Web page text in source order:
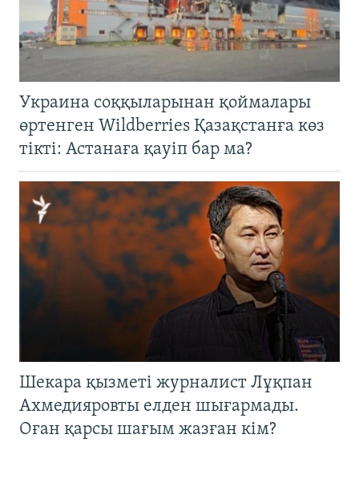
Украина соққыларынан қоймалары
өртенген Wildberries Қазақстанға көз
тікті: Астанаға қауіп бар ма?
Шекара қызметі журналист Лұқпан
Ахмедияровты елден шығармады.
Оған қарсы шағым жазған кім?